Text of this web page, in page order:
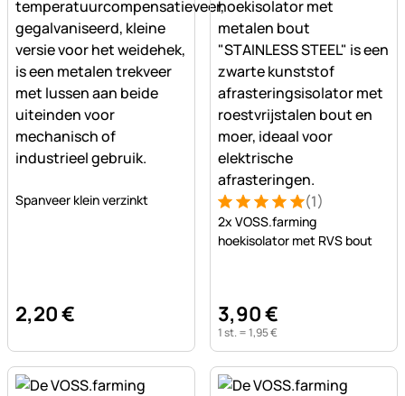
Nog geen beoordelingen geplaatst
Spanveer klein verzinkt
2,20€
Beoordeling: 5 van 5 (1
1 Bewertung (1)
2x VOSS.farming
hoekisolator met RVS bout
3,90€
1 st. =1,95€